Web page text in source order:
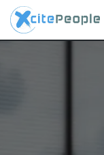
Zum Inhalt springen